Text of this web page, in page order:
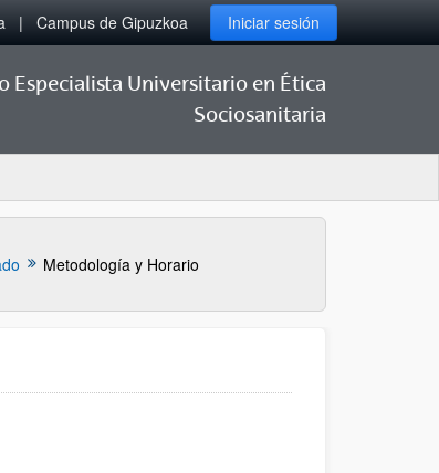
Campus de Gipuzkoa Iniciar sesión
Especialista Universitario en Ética
Sociosanitaria
Metodología y Horario